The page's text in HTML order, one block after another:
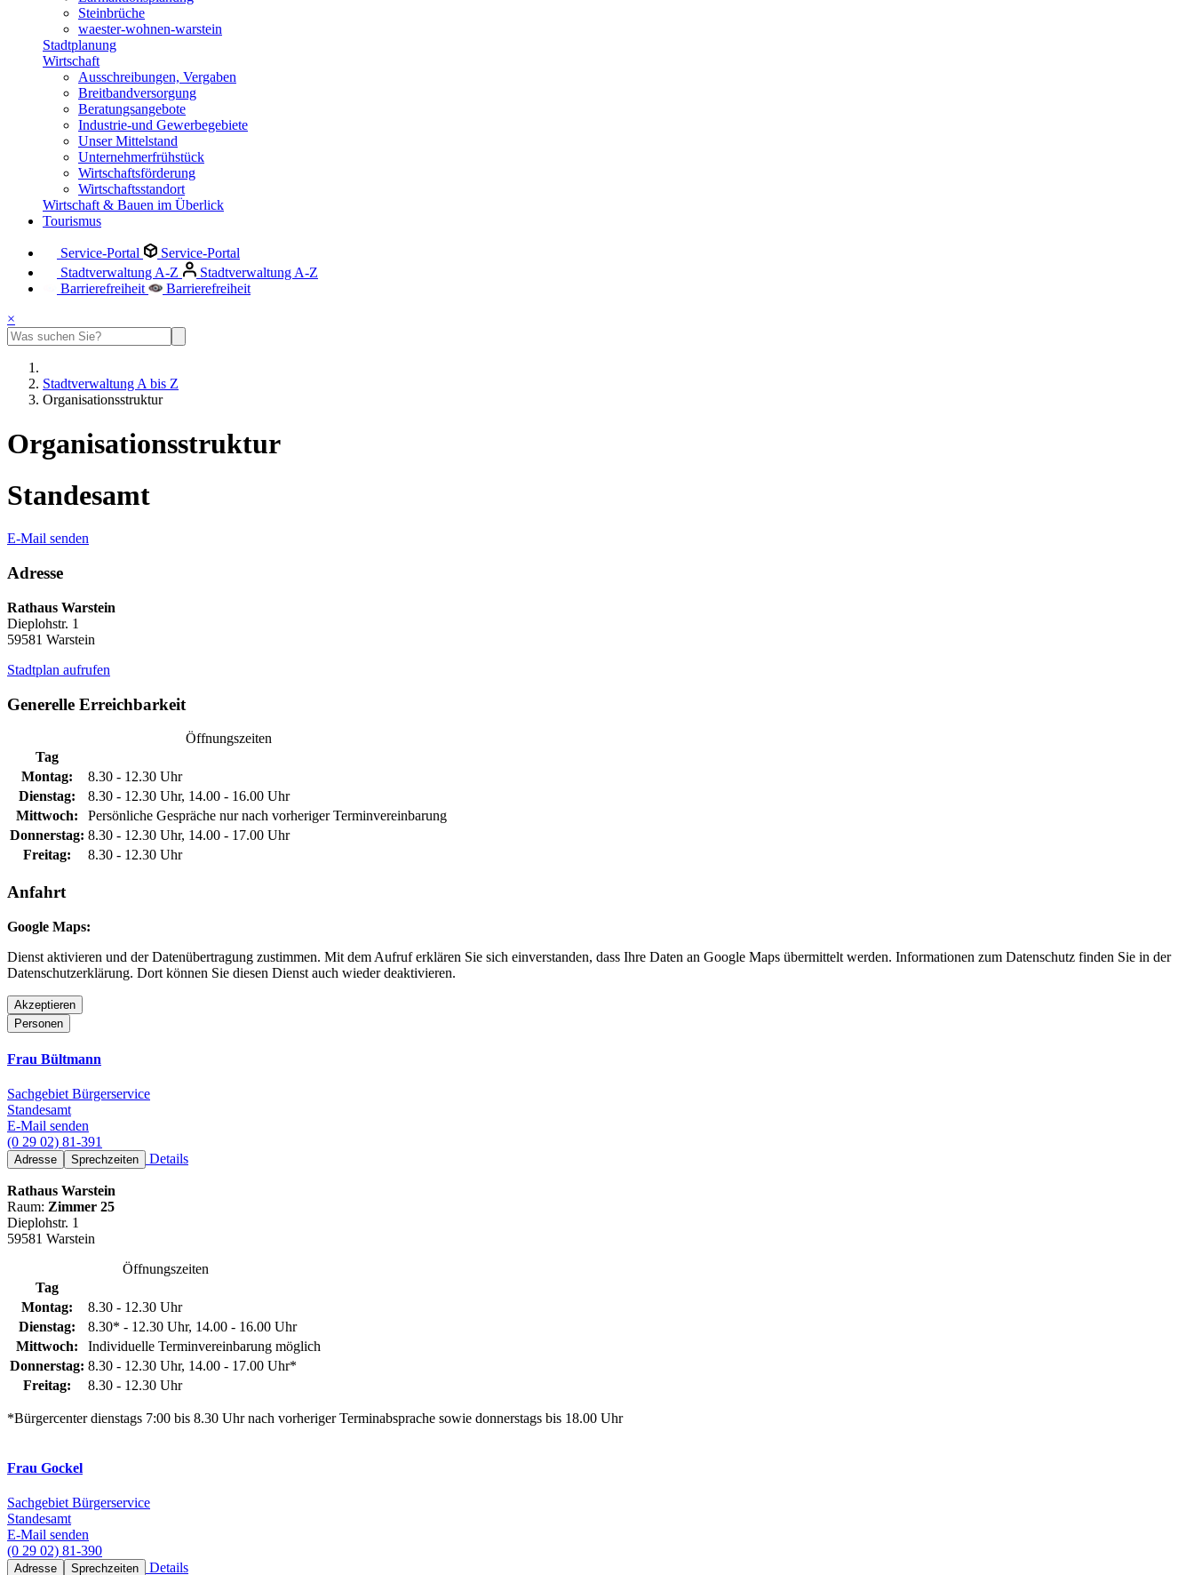
Steinbrüche
waester-wohnen-warstein
Stadtplanung
Wirtschaft
Ausschreibungen, Vergaben
Breitbandversorgung
Beratungsangebote
Industrie-und Gewerbegebiete
Unser Mittelstand
Unternehmerfrühstück
Wirtschaftsförderung
Wirtschaftsstandort
Wirtschaft & Bauen im Überlick
Tourismus
Service-Portal
Service-Portal
Stadtverwaltung A-Z
Stadtverwaltung A-Z
Barrierefreiheit
Barrierefreiheit
×
Stadtverwaltung A bis Z
Organisationsstruktur
Organisationsstruktur
Standesamt
E-Mail senden
Adresse
Rathaus Warstein
Dieplohstr. 1
59581 Warstein
Stadtplan aufrufen
Generelle Erreichbarkeit
Öffnungszeiten
Tag
Montag:
8.30 - 12.30 Uhr
Dienstag:
8.30 - 12.30 Uhr, 14.00 - 16.00 Uhr
Mittwoch:
Persönliche Gespräche nur nach vorheriger Terminvereinbarung
Donnerstag: 8.30 - 12.30 Uhr, 14.00 - 17.00 Uhr
Freitag:
8.30 - 12.30 Uhr
Anfahrt
Google Maps:
Dienst aktivieren und der Datenübertragung zustimmen. Mit dem Aufruf erklären Sie sich einverstanden, dass Ihre Daten an Google Maps übermittelt werden. Informationen zum Datenschutz finden Sie in der
Datenschutzerklärung. Dort können Sie diesen Dienst auch wieder deaktivieren.
Akzeptieren
Personen
Frau Bültmann
Sachgebiet Bürgerservice
Standesamt
E-Mail senden
(0 29 02) 81-391
Adresse Sprechzeiten Details
Rathaus Warstein
Raum: Zimmer 25
Dieplohstr. 1
59581 Warstein
Öffnungszeiten
Tag
Montag:
8.30 - 12.30 Uhr
Dienstag:
8.30* - 12.30 Uhr, 14.00 - 16.00 Uhr
Mittwoch:
Individuelle Terminvereinbarung möglich
Donnerstag: 8.30 - 12.30 Uhr, 14.00 - 17.00 Uhr*
Freitag:
8.30 - 12.30 Uhr
*Bürgercenter dienstags 7:00 bis 8.30 Uhr nach vorheriger Terminabsprache sowie donnerstags bis 18.00 Uhr
Frau Gockel
Sachgebiet Bürgerservice
Standesamt
E-Mail senden
(0 29 02) 81-390
Adresse Sprechzeiten Details